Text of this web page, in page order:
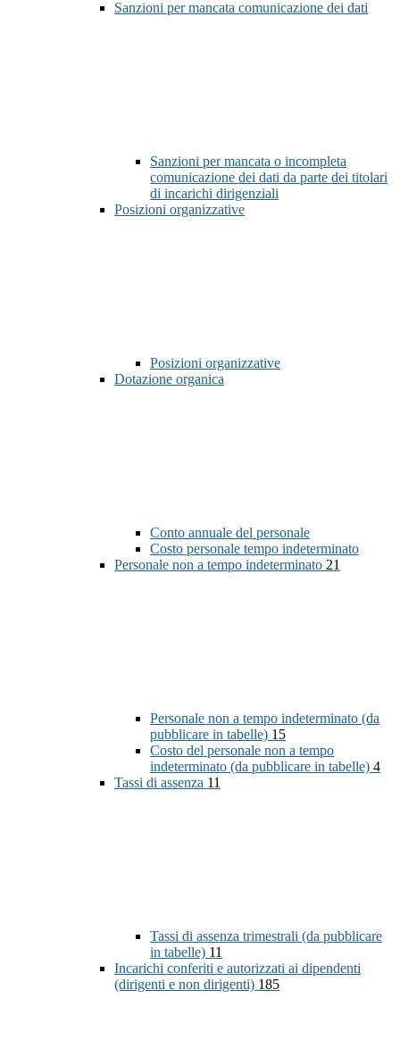
Sanzioni per mancata comunicazione dei dati
Sanzioni per mancata o incompleta
comunicazione dei dati da parte dei titolari
di incarichi dirigenziali
Posizioni organizzative
Posizioni organizzative
Dotazione organica
Conto annuale del personale
Costo personale tempo indeterminato
Personale non a tempo indeterminato 21
Personale non a tempo indeterminato (da
pubblicare in tabelle) 15
Costo del personale non a tempo
indeterminato (da pubblicare in tabelle) 4
Tassi di assenza 11
Tassi di assenza trimestrali (da pubblicare
in tabelle) 11
Incarichi conferiti e autorizzati ai dipendenti
(dirigenti e non dirigenti) 185